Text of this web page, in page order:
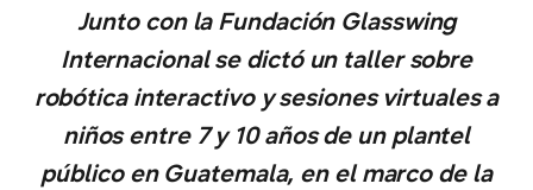
Junto con la Fundación Glasswing
Internacional se dictó un taller sobre
robótica interactivo y sesiones virtuales a
niños entre 7 y 10 años de un plantel
público en Guatemala, en el marco de la